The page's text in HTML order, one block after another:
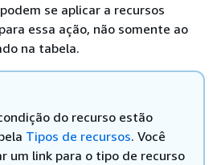
se aplicar a recursos
essa ação, não somente ao
na tabela.
do recurso estão
Tipos de recursos. Você
um link para o tipo de recurso